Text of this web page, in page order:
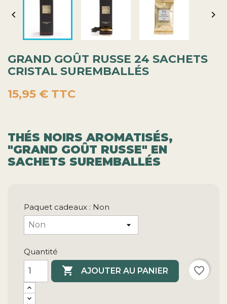
 
GRAND GOÛT RUSSE 24 SACHETS
CRISTAL SUREMBALLÉS
15,95 € TTC
THÉS NOIRS AROMATISÉS,
"GRAND GOÛT RUSSE" EN
SACHETS SUREMBALLÉS
Paquet cadeaux : Non
Quantité
 AJOUTER AU PANIER favorite_border